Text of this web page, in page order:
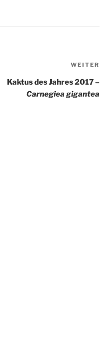
WEITER
Kaktus des Jahres 2017 –
Carnegiea gigantea